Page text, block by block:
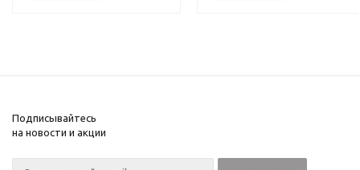
Подписывайтесь
на новости и акции